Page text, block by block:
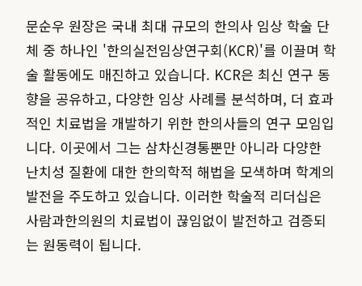
문순우 원장은 국내 최대 규모의 한의사 임상 학술 단
체 중 하나인 '한의실전임상연구회(KCR)'를 이끌며 학
술 활동에도 매진하고 있습니다. KCR은 최신 연구 동
향을 공유하고, 다양한 임상 사례를 분석하며, 더 효과
적인 치료법을 개발하기 위한 한의사들의 연구 모임입
니다. 이곳에서 그는 삼차신경통뿐만 아니라 다양한
난치성 질환에 대한 한의학적 해법을 모색하며 학계의
발전을 주도하고 있습니다. 이러한 학술적 리더십은
사람과한의원의 치료법이 끊임없이 발전하고 검증되
는 원동력이 됩니다.